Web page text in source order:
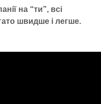
на “ти”, всі
швидше і легше.